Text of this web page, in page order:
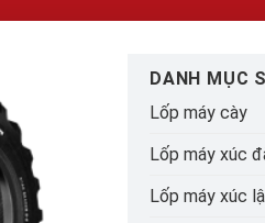
DANH MỤC
Lốp máy cày
Lốp máy xúc
Lốp máy xúc